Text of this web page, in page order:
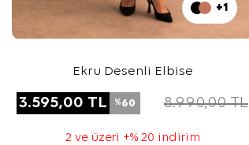
+1
Ekru Desenli Elbise
3.595,00 TL %60 8.990,00TL
2 ve üzeri +% 20 indirim